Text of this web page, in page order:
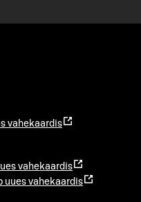
vahekaardis
vahekaardis
uues vahekaardis